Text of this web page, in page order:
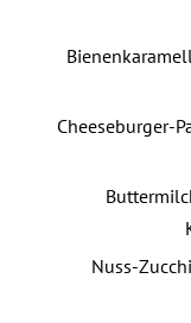
Cheeseburger-
Nuss-